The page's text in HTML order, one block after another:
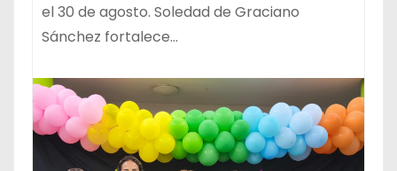
el 30 de agosto. Soledad de Graciano
Sánchez fortalece…